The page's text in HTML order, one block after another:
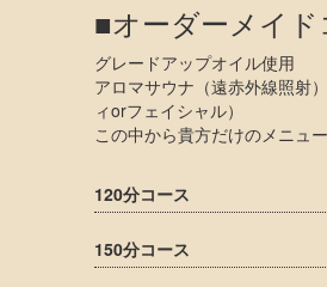
■オーダーメイド
グレードアップオイル使用
アロマサウナ（遠赤外線照射
ィorフェイシャル）
この中から貴方だけのメニュ
120分コース
150分コース